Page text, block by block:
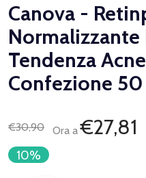
Canova -
Normalizzante
Tendenza
Confezione
€30,90 Ora a€27,81
10%